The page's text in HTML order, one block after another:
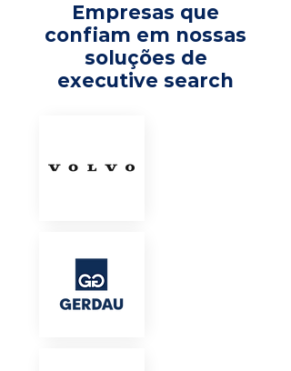
Empresas que
confiam em nossas
soluções de
executive search